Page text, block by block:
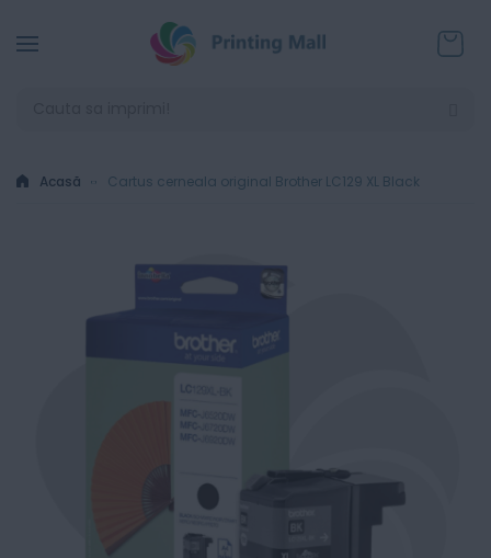
Acasă Cartus cerneala original Brother LC129 XL Black